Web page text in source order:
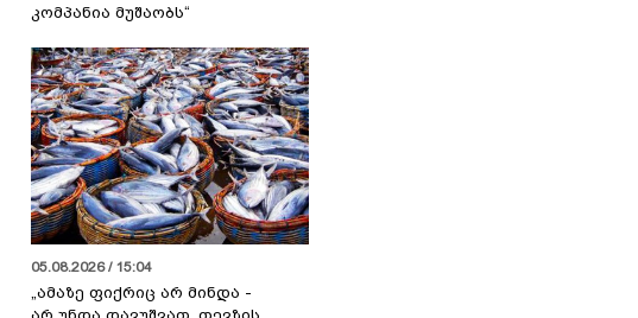
კომპანია მუშაობს“
05.08.2026 / 15:04
„ამაზე ფიქრიც არ მინდა -